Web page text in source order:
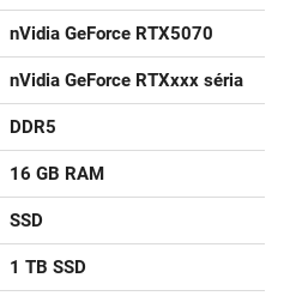
nVidia GeForce RTX5070
nVidia GeForce RTXxxx séria
DDR5
16 GB RAM
SSD
1 TB SSD